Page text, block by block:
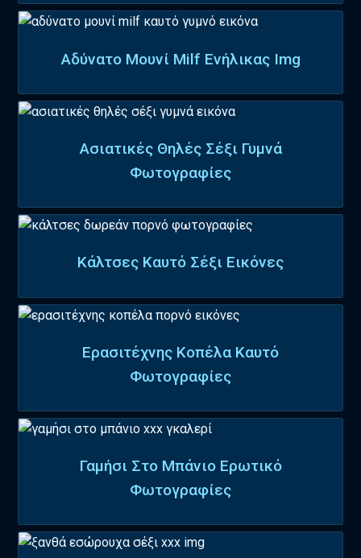
Αδύνατο Μουνί Milf Ενήλικας Img
Ασιατικές Θηλές Σέξι Γυμνά
Φωτογραφίες
Κάλτσες Καυτό Σέξι Εικόνες
Ερασιτέχνης Κοπέλα Καυτό
Φωτογραφίες
Γαμήσι Στο Μπάνιο Ερωτικό
Φωτογραφίες